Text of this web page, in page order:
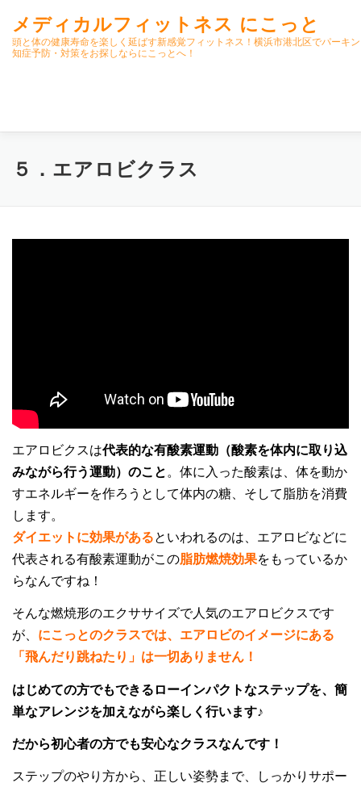
ッ
メディカルフィットネス にこっと
頭と体の健康寿命を楽しく延ばす新感覚フィットネス！横浜市港北区でパーキ
知症予防・対策をお探しならにこっとへ！
ホーム ごあいさつ 今月のスケジュール
料金表 よくある質問(FAQ) アクセス・お問合せ
パーキンソン病関連記事 認知症予防・脳トレ関連記事
５．エアロビクラス
エアロビクスは代表的な有酸素運動（酸素を体内に取り込
みながら行う運動）のこと。 体に入った酸素は、体を動か
すエネルギーを作ろうとして体内の糖、そして脂肪を消費
します。
ダイエットに効果があるといわれるのは、エアロビなどに
代表される有酸素運動がこの脂肪燃焼効果をもっているか
らなんですね！
そんな燃焼形のエクササイズで人気のエアロビクスです
が、 にこっとのクラスでは、エアロビのイメージにある
「飛んだり跳ねたり」は一切ありません！
はじめての方でもできるローインパクトなステップを、簡
単なアレンジを加えながら楽しく行います♪
だから初心者の方でも安心なクラスなんです！
ステップのやり方から、正しい姿勢まで、しっかりサポー